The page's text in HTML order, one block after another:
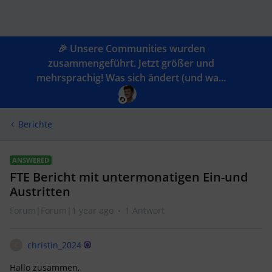
🎉 Unsere Communities wurden
zusammengeführt. Jetzt größer und
mehrsprachig! Was sich ändert (und wa...
Berichte
ANSWERED
FTE Bericht mit untermonatigen Ein-und
Austritten
Forum|Forum|1 year ago 1 Antwort
christin_2024
Hallo zusammen,